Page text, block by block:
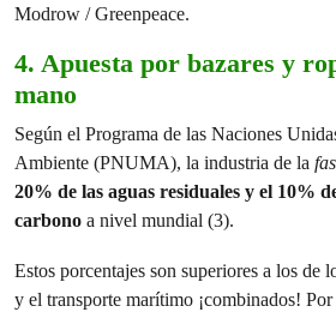
4. Apuesta por bazares y
mano
Según el Programa de las Naciones
Ambiente (PNUMA), la industria de la
20% de las aguas residuales y el 10%
carbono a nivel mundial (3).
Estos porcentajes son superiores a los de
y el transporte marítimo ¡combinados!